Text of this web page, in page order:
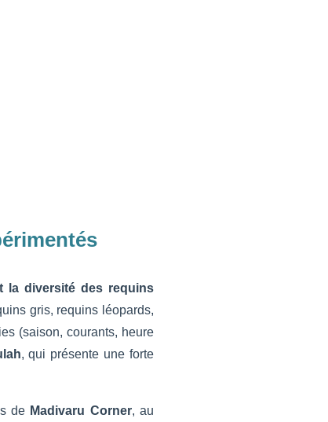
la diversité des requins
gris, requins léopards,
(saison, courants, heure
, qui présente une forte
de Madivaru Corner, au